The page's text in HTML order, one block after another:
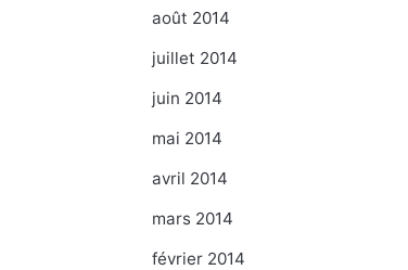
août 2014
juillet 2014
juin 2014
mai 2014
avril 2014
mars 2014
février 2014